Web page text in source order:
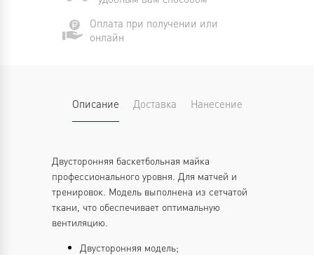
Оплата при получении или
онлайн
Описание Доставка Нанесение
Двусторонняя баскетбольная майка
профессионального уровня. Для матчей и
тренировок. Модель выполнена из сетчатой
ткани, что обеспечивает оптимальную
вентиляцию.
Двусторонняя модель;